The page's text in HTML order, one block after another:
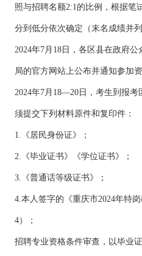
照与招聘名额2:1的比例，根据笔
分到低分依次确定（末名成绩并
2024年7月18日，各区县在政府
局的官方网站上公布并通知参加
2024年7月18—20日，考生到报
须提交下列材料原件和复印件：
1.《居民身份证》；
2.《毕业证书》《学位证书》；
3.《普通话等级证书》；
4.本人签字的《重庆市2024年特
4）；
招聘专业资格条件审查，以毕业